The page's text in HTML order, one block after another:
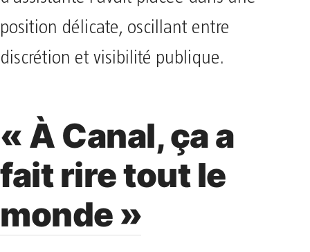
position délicate, oscillant entre
discrétion et visibilité publique.
« À Canal, ça a
fait rire tout le
monde »